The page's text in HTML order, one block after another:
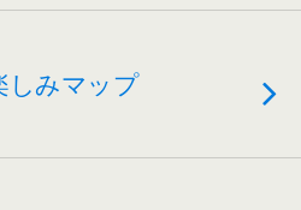
しみマップ